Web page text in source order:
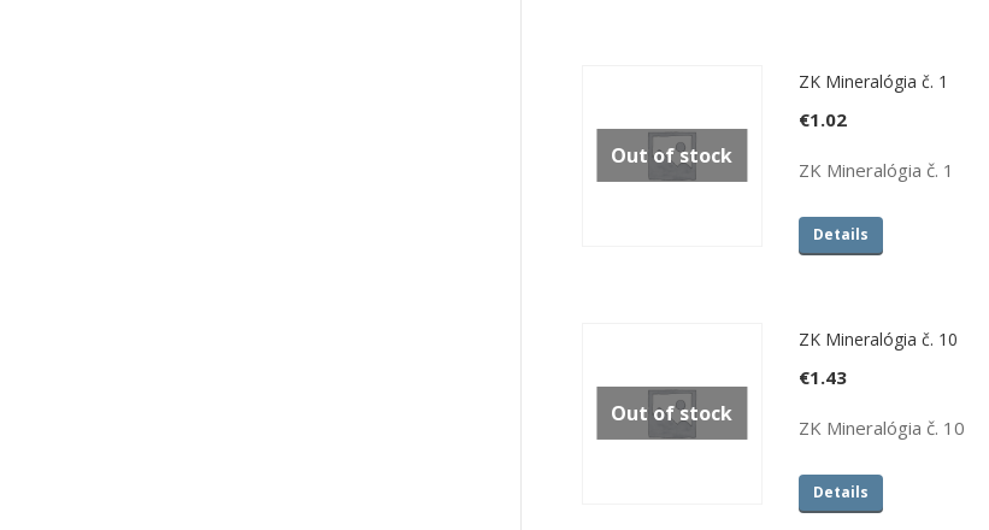
Out of stock
ZK Mineralógia č. 1
€1.02
ZK Mineralógia č. 1
Details
Out of stock
ZK Mineralógia č. 10
€1.43
ZK Mineralógia č. 10
Details